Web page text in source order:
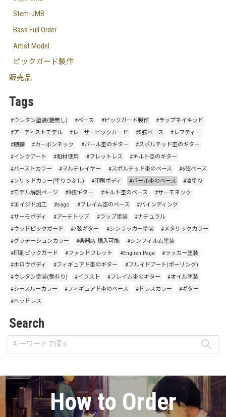
Stem-JMB
Bass Full Order
Artist Model
ピックガード製作
販売品
Tags
#ウレタン塗装(艶無し) #ベース #ピックガード製作
#ラップネイキッド
#アーティストモデル
#レーザーピックガード #5弦ベース
#レフティー
#麒麟
#カーボンネック #バール杢のギター
#スポルテッド杢のギター
#インクアート
#和材使用 #フレットレス
#キルト杢のギター
#バーストカラー
#マルチレイヤー #スポルテッド杢のベース
#6弦ベース
#ソリッドカラー(塗りつぶし)
#印刷ボディ #バール杢のベース
#漆塗り
#モデル解説ページ
#8弦ギター #キルト杢のベース
#サーモネック
#エイジド加工
#sago #フレイム杢のベース
#バインディング
#サーモボディ
#アーチトップ #ラップ塗装
#ナチュラル
#ウッドピックガード
#7弦ギター #シンラッカー塗装
#メタリックカラー
#グラデーションカラー
#楽器店 購入可能
#シンフィルム塗装
#印刷ピックガード
#ファンドフレット #English Page
#ラッカー塗装
#ホロウボディ
#フィギュアド杢のギター
#フルイドアート(ポーリング)
#ウレタン塗装(艶有り)
#イラスト #フレイム杢のギター
#オイル塗装
#シースルーカラー
#フィギュアド杢のベース #ドレスカラー
#ギター
#ヘッドレス
Search
How to Order